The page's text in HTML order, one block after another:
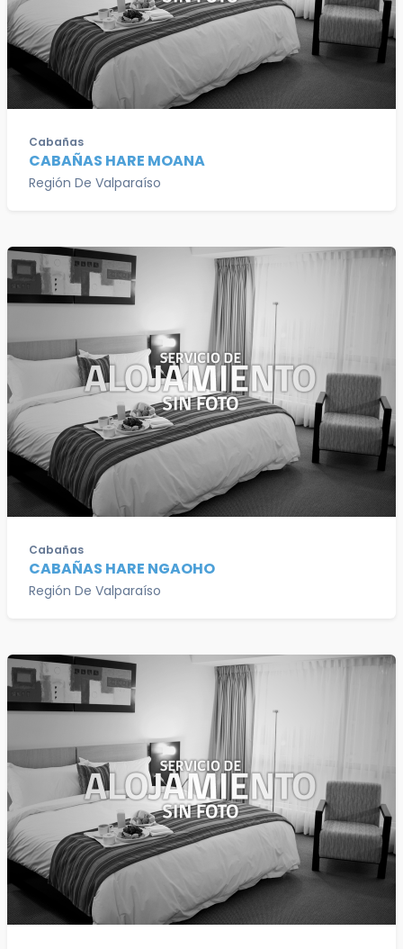
Cabañas
CABAÑAS HARE MOANA
Región De Valparaíso
Cabañas
CABAÑAS HARE NGAOHO
Región De Valparaíso